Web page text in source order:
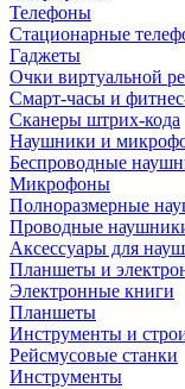
Телефоны
Стационарные
Гаджеты
Очки виртуальной
Смарт-часы и
Сканеры штрих-кода
Наушники и
Беспроводные
Микрофоны
Полноразмерные
Проводные
Аксессуары для
Планшеты и
Электронные книги
Планшеты
Инструменты и
Рейсмусовые станки
Инструменты